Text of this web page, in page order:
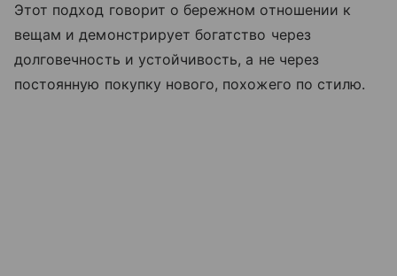
Этот подход говорит о бережном отношении к
вещам и демонстрирует богатство через
долговечность и устойчивость, а не через
постоянную покупку нового, похожего по стилю.